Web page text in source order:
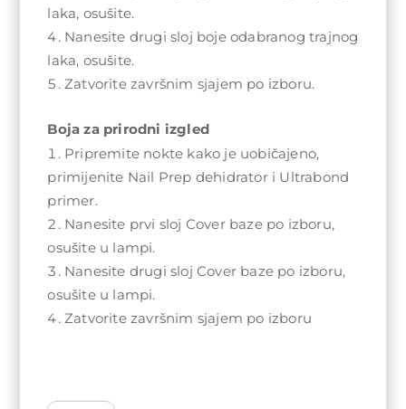
laka, osušite.
Nanesite drugi sloj boje odabranog trajnog
laka, osušite.
Zatvorite završnim sjajem po izboru.
Boja za prirodni izgled
Pripremite nokte kako je uobičajeno,
primijenite Nail Prep dehidrator i Ultrabond
primer.
Nanesite prvi sloj Cover baze po izboru,
osušite u lampi.
Nanesite drugi sloj Cover baze po izboru,
osušite u lampi.
Zatvorite završnim sjajem po izboru